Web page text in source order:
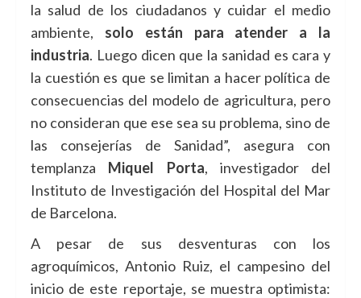
la salud de los ciudadanos y cuidar el medio
ambiente, solo están para atender a la
industria. Luego dicen que la sanidad es cara y
la cuestión es que se limitan a hacer política de
consecuencias del modelo de agricultura, pero
no consideran que ese sea su problema, sino de
las consejerías de Sanidad”, asegura con
templanza Miquel Porta, investigador del
Instituto de Investigación del Hospital del Mar
de Barcelona.
A pesar de sus desventuras con los
agroquímicos, Antonio Ruiz, el campesino del
inicio de este reportaje, se muestra optimista: